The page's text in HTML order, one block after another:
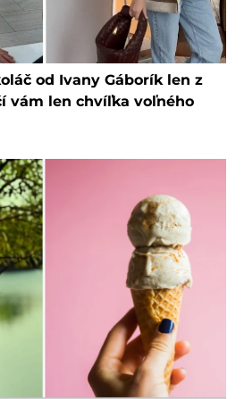
od Ivany Gáborík len z
vám len chvíľka voľného